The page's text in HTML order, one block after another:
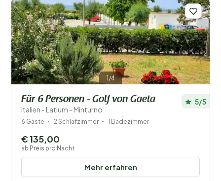
1/4
Für 6 Personen - Golf von Gaeta
Italien - Latium - Minturno
5/5
6 Gäste 2 Schlafzimmer 1 Badezimmer
Mehr erfahren
€ 135,00
ab Preis pro Nacht